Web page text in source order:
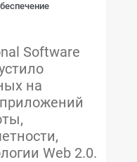
Software
на
Web 2.0.